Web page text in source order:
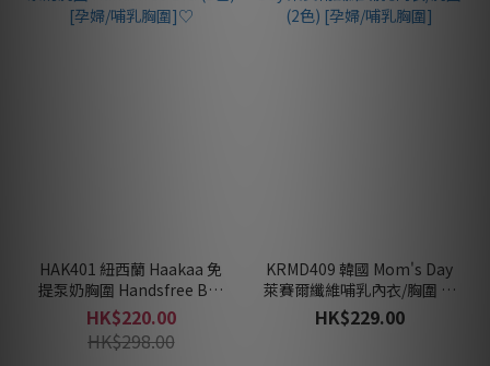
HAK401 紐西蘭 Haakaa 免
提泵奶胸圍 Handsfree Bra
(2色) [孕婦/哺乳胸圍]♡
HK$220.00
HK$298.00
KRMD409 韓國 Mom's Day
萊賽爾纖維哺乳內衣/胸圍 (2
色) [孕婦/哺乳胸圍]
HK$229.00